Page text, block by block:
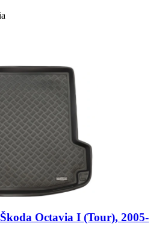
Octavia I (Tour), 2005-